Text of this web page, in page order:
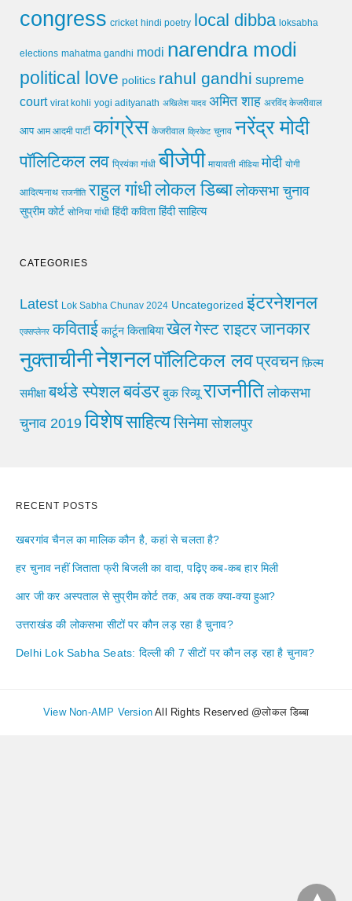
congress cricket hindi poetry local dibba loksabha
elections mahatma gandhi modi narendra modi
political love politics rahul gandhi supreme
court virat kohli yogi adityanath अखिलेश यादव अमित शाह अरविंद केजरीवाल
आप आम आदमी पार्टी कांग्रेस केजरीवाल क्रिकेट चुनाव नरेंद्र मोदी
पॉलिटिकल लव प्रियंका गांधी बीजेपी मायावती मीडिया मोदी योगी
आदित्यनाथ राजनीति राहुल गांधीलोकल डिब्बा लोकसभा चुनाव
सुप्रीम कोर्ट सोनिया गांधी हिंदी कविता हिंदी साहित्य
CATEGORIES
Latest Lok Sabha Chunav 2024 Uncategorized इंटरनेशनल
एक्सप्लेनर कविताई कार्टून किताबिया खेलगेस्ट राइटरजानकार
नुक्ताचीनीनेशनलपॉलिटिकल लवप्रवचन फ़िल्म
समीक्षा बर्थडे स्पेशलबवंडर बुक रिव्यू राजनीति लोकसभा
चुनाव 2019 विशेषसाहित्यसिनेमा सोशलपुर
RECENT POSTS
खबरगांव चैनल का मालिक कौन है, कहां से चलता है?
हर चुनाव नहीं जिताता फ्री बिजली का वादा, पढ़िए कब-कब हार मिली
आर जी कर अस्पताल से सुप्रीम कोर्ट तक, अब तक क्या-क्या हुआ?
उत्तराखंड की लोकसभा सीटों पर कौन लड़ रहा है चुनाव?
Delhi Lok Sabha Seats: दिल्ली की 7 सीटों पर कौन लड़ रहा है चुनाव?
View Non-AMP Version All Rights Reserved @लोकल डिब्बा